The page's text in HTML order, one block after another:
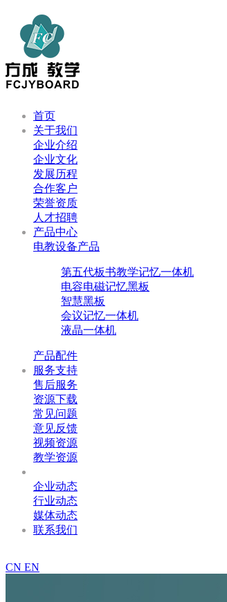
首页
关于我们
企业介绍
企业文化
发展历程
合作客户
荣誉资质
人才招聘
产品中心
电教设备产品
第五代板书教学记忆一体机
电容电磁记忆黑板
智慧黑板
会议记忆一体机
液晶一体机
产品配件
服务支持
售后服务
资源下载
常见问题
意见反馈
视频资源
教学资源
企业动态
行业动态
媒体动态
联系我们
CN EN